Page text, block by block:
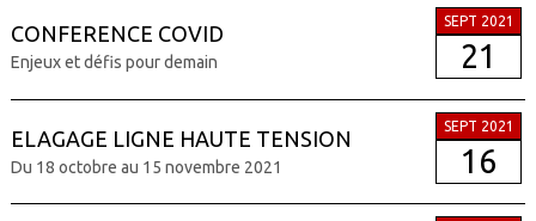
CONFERENCE COVID
Enjeux et défis pour demain
SEPT 2021
21
ELAGAGE LIGNE HAUTE TENSION
Du 18 octobre au 15 novembre 2021
SEPT 2021
16